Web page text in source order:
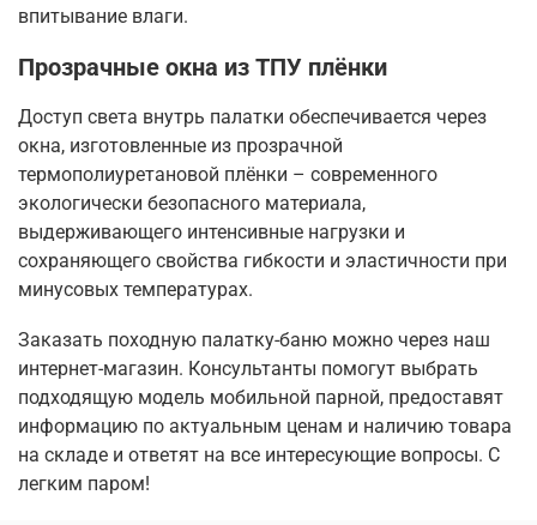
впитывание влаги.
Прозрачные окна из ТПУ плёнки
Доступ света внутрь палатки обеспечивается через
окна, изготовленные из прозрачной
термополиуретановой плёнки – современного
экологически безопасного материала,
выдерживающего интенсивные нагрузки и
сохраняющего свойства гибкости и эластичности при
минусовых температурах.
Заказать походную палатку-баню можно через наш
интернет-магазин. Консультанты помогут выбрать
подходящую модель мобильной парной, предоставят
информацию по актуальным ценам и наличию товара
на складе и ответят на все интересующие вопросы. С
легким паром!